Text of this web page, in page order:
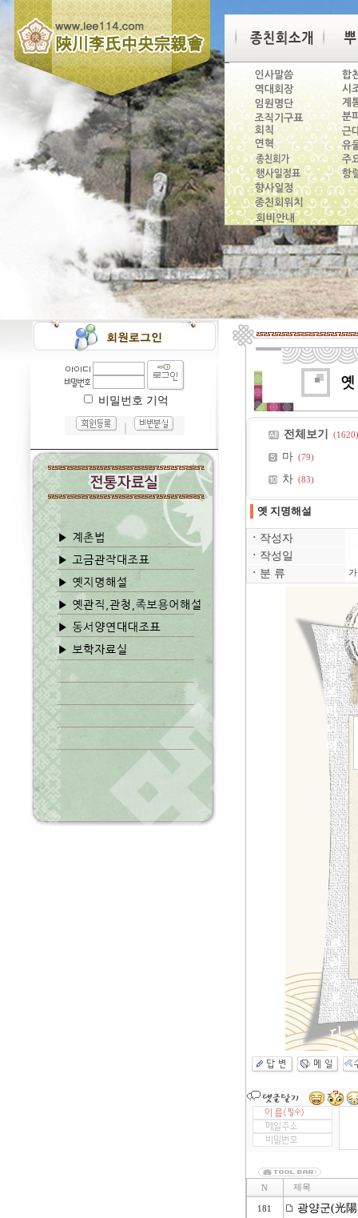
비밀번호 기억
전체보기 (1620)
마 (79)
차 (83)
옛 지명해설
ㆍ 작성자
ㆍ 작성일
ㆍ 분 류 가
N 제목
181 광양군(光